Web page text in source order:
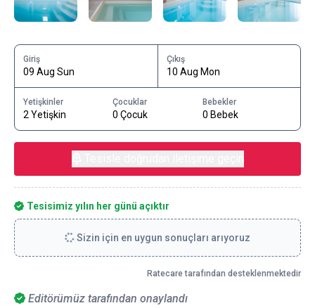
Editörümüz tarafından onaylandı
Giriş
09 Aug Sun
Çıkış
10 Aug Mon
Yetişkinler
2 Yetişkin
Çocuklar
0 Çocuk
Bebekler
0 Bebek
Tesisimiz yılın her günü açıktır
Sizin için en uygun sonuçları arıyoruz
Ratecare tarafından desteklenmektedir